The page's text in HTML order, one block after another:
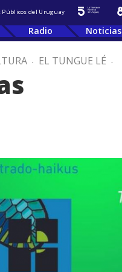
Públicos del Uruguay
Radio Noticias
. EL TUNGUE LÉ .